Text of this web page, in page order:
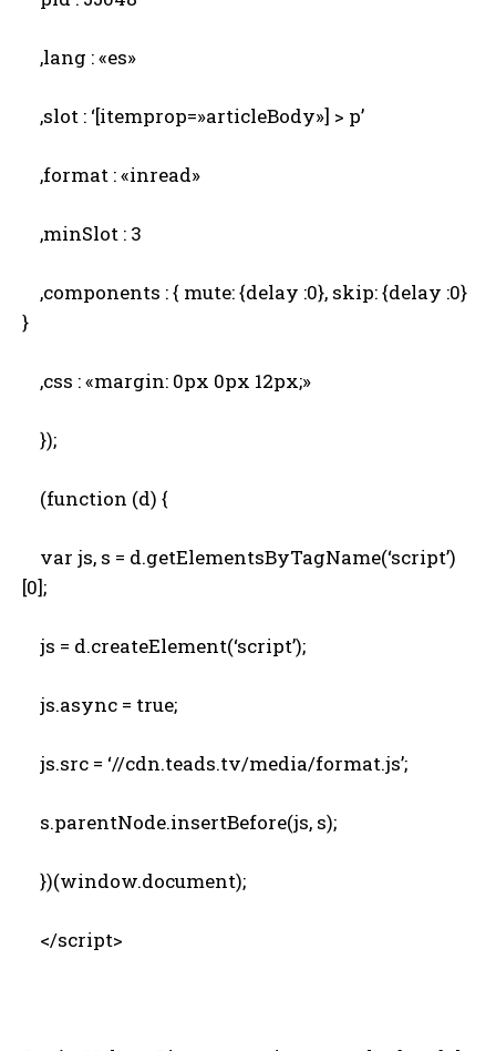
,lang : «es»
,slot : ‘[itemprop=»articleBody»] > p’
,format : «inread»
,minSlot : 3
,components : { mute: {delay :0}, skip: {delay :0}
}
,css : «margin: 0px 0px 12px;»
});
(function (d) {
var js, s = d.getElementsByTagName(‘script’)
[0];
js = d.createElement(‘script’);
js.async = true;
js.src = ‘//cdn.teads.tv/media/format.js’;
s.parentNode.insertBefore(js, s);
})(window.document);
</script>